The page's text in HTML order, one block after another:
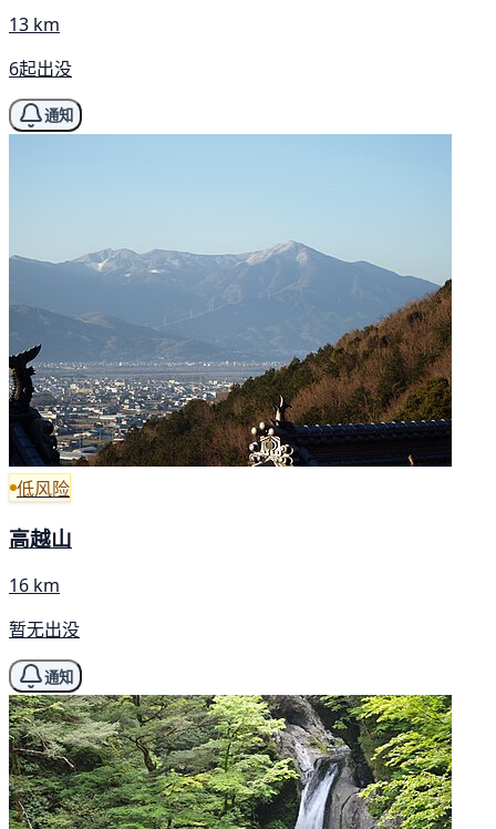
13 km
6起出没
通知
低风险
高越山
16 km
暂无出没
通知